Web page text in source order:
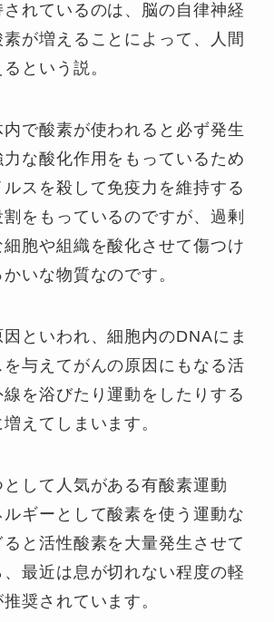
れているのは、脳の自律神経
が増えることによって、人間
という説。
で酸素が使われると必ず発生
な酸化作用をもっているため
スを殺して免疫力を維持する
をもっているのですが、過剰
胞や組織を酸化させて傷つけ
いな物質なのです。
といわれ、細胞内のDNAにま
与えてがんの原因にもなる活
を浴びたり運動をしたりする
えてしまいます。
して人気がある有酸素運動
ギーとして酸素を使う運動な
と活性酸素を大量発生させて
、最近は息が切れない程度の軽
奨されています。